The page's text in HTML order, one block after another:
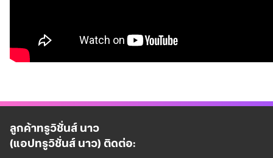
ลูกค้าทรูวิชั่นส์ นาว
(แอปทรูวิชั่นส์ นาว) ติดต่อ: